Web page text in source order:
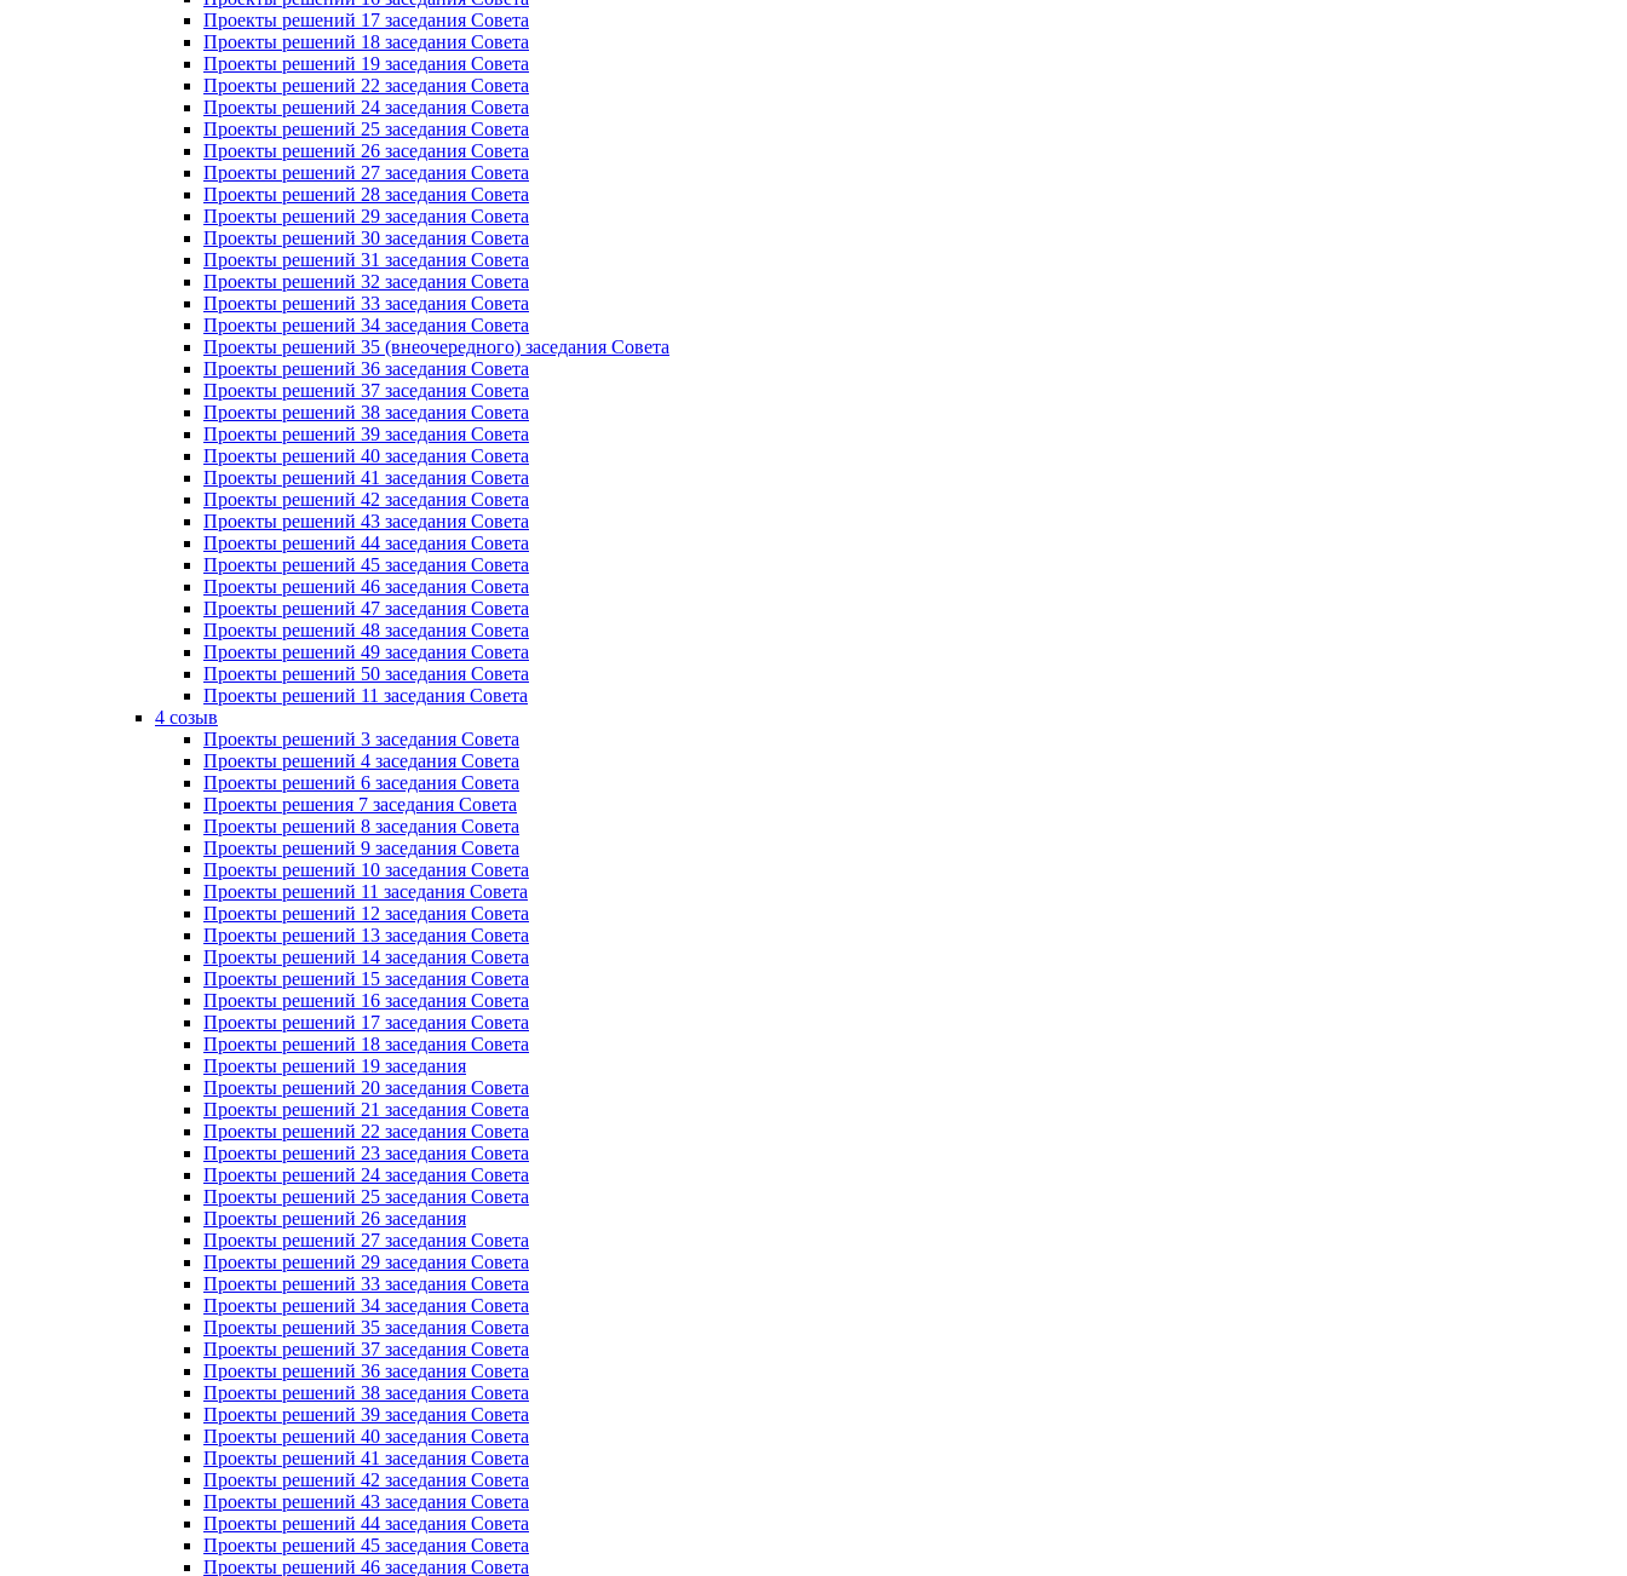
Проекты решений 17 заседания Совета
Проекты решений 18 заседания Совета
Проекты решений 19 заседания Совета
Проекты решений 22 заседания Совета
Проекты решений 24 заседания Совета
Проекты решений 25 заседания Совета
Проекты решений 26 заседания Совета
Проекты решений 27 заседания Совета
Проекты решений 28 заседания Совета
Проекты решений 29 заседания Совета
Проекты решений 30 заседания Совета
Проекты решений 31 заседания Совета
Проекты решений 32 заседания Совета
Проекты решений 33 заседания Совета
Проекты решений 34 заседания Совета
Проекты решений 35 (внеочередного) заседания Совета
Проекты решений 36 заседания Совета
Проекты решений 37 заседания Совета
Проекты решений 38 заседания Совета
Проекты решений 39 заседания Совета
Проекты решений 40 заседания Совета
Проекты решений 41 заседания Совета
Проекты решений 42 заседания Совета
Проекты решений 43 заседания Совета
Проекты решений 44 заседания Совета
Проекты решений 45 заседания Совета
Проекты решений 46 заседания Совета
Проекты решений 47 заседания Совета
Проекты решений 48 заседания Совета
Проекты решений 49 заседания Совета
Проекты решений 50 заседания Совета
Проекты решений 11 заседания Совета
4 созыв
Проекты решений 3 заседания Совета
Проекты решений 4 заседания Совета
Проекты решений 6 заседания Совета
Проекты решения 7 заседания Совета
Проекты решений 8 заседания Совета
Проекты решений 9 заседания Совета
Проекты решений 10 заседания Совета
Проекты решений 11 заседания Совета
Проекты решений 12 заседания Совета
Проекты решений 13 заседания Совета
Проекты решений 14 заседания Совета
Проекты решений 15 заседания Совета
Проекты решений 16 заседания Совета
Проекты решений 17 заседания Совета
Проекты решений 18 заседания Совета
Проекты решений 19 заседания
Проекты решений 20 заседания Совета
Проекты решений 21 заседания Совета
Проекты решений 22 заседания Совета
Проекты решений 23 заседания Совета
Проекты решений 24 заседания Совета
Проекты решений 25 заседания Совета
Проекты решений 26 заседания
Проекты решений 27 заседания Совета
Проекты решений 29 заседания Совета
Проекты решений 33 заседания Совета
Проекты решений 34 заседания Совета
Проекты решений 35 заседания Совета
Проекты решений 37 заседания Совета
Проекты решений 36 заседания Совета
Проекты решений 38 заседания Совета
Проекты решений 39 заседания Совета
Проекты решений 40 заседания Совета
Проекты решений 41 заседания Совета
Проекты решений 42 заседания Совета
Проекты решений 43 заседания Совета
Проекты решений 44 заседания Совета
Проекты решений 45 заседания Совета
Проекты решений 46 заседания Совета